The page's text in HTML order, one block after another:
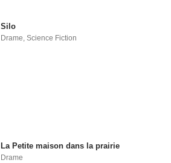
Silo
Drame ,Science Fiction
La Petite maison dans la prairie
Drame